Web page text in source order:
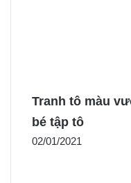
Tranh tô màu
bé tập tô
02/01/2021